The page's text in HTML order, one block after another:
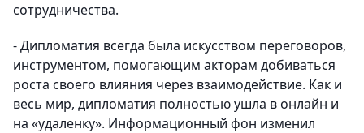
сотрудничества.
- Дипломатия всегда была искусством переговоров,
инструментом, помогающим акторам добиваться
роста своего влияния через взаимодействие. Как и
весь мир, дипломатия полностью ушла в онлайн и
на «удаленку». Информационный фон изменил